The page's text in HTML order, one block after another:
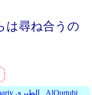
は尋ね合うの
AtTabariy الطبري
AlQurtubi